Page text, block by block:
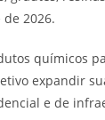
2026.
químicos
expandir
e de